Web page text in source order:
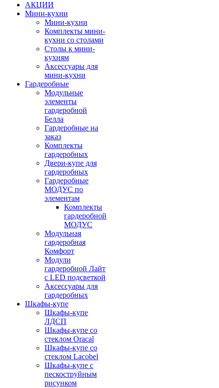
АКЦИИ
Мини-кухни
Мини-кухни
Комплекты мини-
кухни со столами
Столы к мини-
кухням
Аксессуары для
мини-кухни
Гардеробные
Модульные
элементы
гардеробной
Белла
Гардеробные на
заказ
Комплекты
гардеробных
Двери-купе для
гардеробных
Гардеробные
МОДУС по
элементам
Комплекты
гардеробной
МОДУС
Модульная
гардеробная
Комфорт
Модули
гардеробной Лайт
с LED подсветкой
Аксессуары для
гардеробных
Шкафы-купе
Шкафы-купе
ЛДСП
Шкафы-купе со
стеклом Oracal
Шкафы-купе со
стеклом Lacobel
Шкафы-купе с
пескоструйным
рисунком